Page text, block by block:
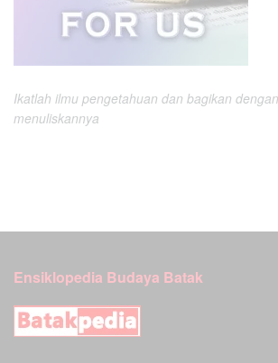
Ikatlah ilmu pengetahuan dan bagikan
menuliskannya
Ensiklopedia Budaya Batak